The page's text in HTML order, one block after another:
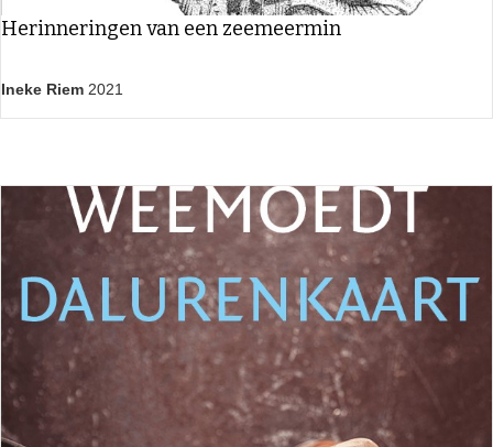
Herinneringen van een zeemeermin
Ineke Riem 2021